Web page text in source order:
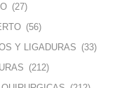
(27)
(56)
Y LIGADURAS (33)
(212)